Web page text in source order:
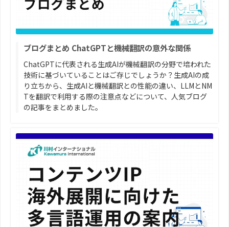
ブログまとめ ChatGPTと機械翻訳の意外な関係
ChatGPTに代表される生成AIが機械翻訳の分野で培われた
技術に基づいていることはご存じでしょうか？生成AIの成
り立ちから、生成AIと機械翻訳との性能の違い、LLMとNM
Tを翻訳で利用する際の注意点などについて、人気ブログ
の記事をまとめました。